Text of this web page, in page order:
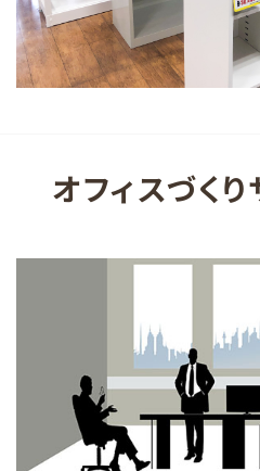
オフィスづく